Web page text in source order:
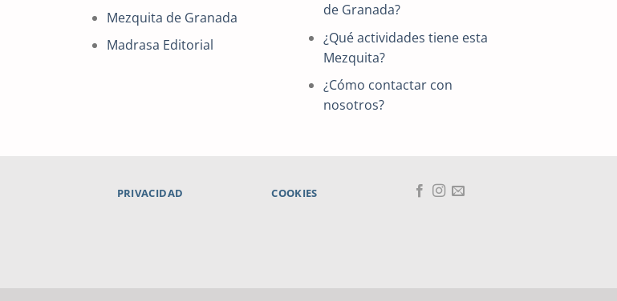
Mezquita de Granada
Madrasa Editorial
de Granada?
¿Qué actividades tiene esta
Mezquita?
¿Cómo contactar con
nosotros?
PRIVACIDAD COOKIES